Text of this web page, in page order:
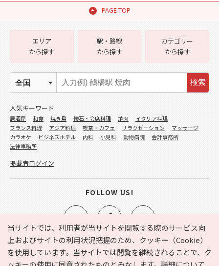
PAGE TOP
当サイトでは、利用者が当サイトを閲覧する際のサービス向
上およびサイトの利用状況把握のため、クッキー（Cookie）
を使用しています。当サイトでは閲覧を継続されることで、ク
e-NAVITA（イーナビタ）とは？ お気に入り
ヘルプ
エリア
から探す
駅・路線
から探す
カテゴリー
から探す
検索
人気キーワード
居酒屋 和食 焼き鳥 懐石・会席料理 焼肉
イタリア料理
フランス料理
アジア料理 喫茶・カフェ リラクゼーション
マッサージ
カラオケ
ビジネスホテル 内科 小児科 動物病院
会計事務所
法律事務所
掲載者ログイン
FOLLOW US!